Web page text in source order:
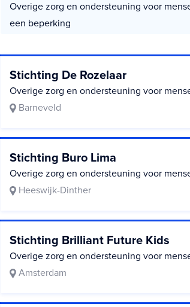
Overige zorg en ondersteuning voor
een beperking
Stichting De Rozelaar
Overige zorg en ondersteuning voor
Barneveld
Stichting Buro Lima
Overige zorg en ondersteuning voor
Heeswijk-Dinther
Stichting Brilliant Future Kids
Overige zorg en ondersteuning voor
Amsterdam